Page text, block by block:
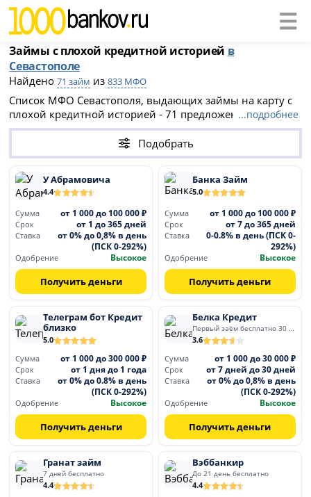
Займы с плохой кредитной историей в
Севастополе
Найдено71 займ из833 МФО
Список МФО Севастополя, выдающих займы на карту с
плохой кредитной историей - 71 предложение.
Сравните ставки и другие условия займов, оформите
заявку онлайн без отказа даже с плохой КИ в
Севастополе.
...подробнее
Подобрать
У Абрамовича
4.4
Сумма от 1 000 до 100 000 ₽
Срок от 1 до 365 дней
Ставка
от 0% до 0,8% в день
(ПСК 0-292%)
Одобрение Высокое
Получить деньги
Банка Займ
5.0
Сумма от 1 000 до 100 000 ₽
Срок от 7 до 365 дней
Ставка
0-0.8% в день (ПСК 0-
292%)
Одобрение Высокое
Получить деньги
Телеграм бот Кредит
близко
5.0
Сумма
от 1 000 до 300 000 ₽
Срок от 1 дня до 1 года
Ставка
от 0% до 0.8% в день
(ПСК 0-292%)
Одобрение Высокое
Получить деньги
Белка Кредит
Первый заём бесплатно 30 дней
3.6
Сумма
от 1 000 до 30 000 ₽
Срок от 7 дней до 30 дней
Ставка
от 0% до 0,8% в день
(ПСК 0-292%)
Одобрение Высокое
Получить деньги
Гранат займ
7 дней бесплатно
4.4
Вэббанкир
До 21 день бесплатно
4.4